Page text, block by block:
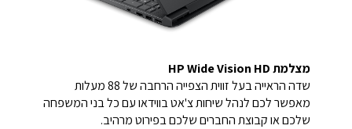
מצלמת HP Wide Vision HD
שדה הראייה בעל זווית הצפייה הרחבה של 88 מעלות
מאפשר לכם לנהל שיחות צ'אט בווידאו עם כל בני המשפחה
שלכם או קבוצת החברים שלכם בפירוט מרהיב.